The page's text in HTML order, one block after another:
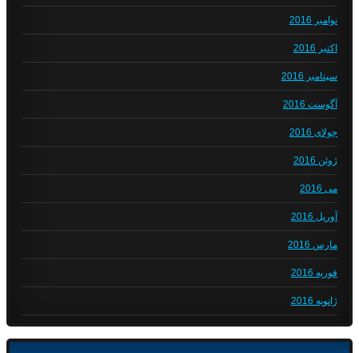
نوامبر 2016
اکتبر 2016
سپتامبر 2016
آگوست 2016
جولای 2016
ژوئن 2016
می 2016
آوریل 2016
مارس 2016
فوریه 2016
ژانویه 2016